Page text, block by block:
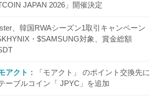
JAPAN 2026」開催決定
、韓国RWAシーズン1取引キャンペーン
・$SAMSUNG対象、賞金総額
アクト
「モアクト」 のポイント交換先に
ーブルコイン「 JPYC」を追加